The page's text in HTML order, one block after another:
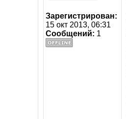
Зарегистрирован:
15 окт 2013, 06:31
Сообщений: 1